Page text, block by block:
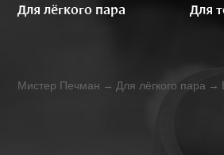
Для лёгкого пара Для
Мистер Печман → Для лёгкого пара →